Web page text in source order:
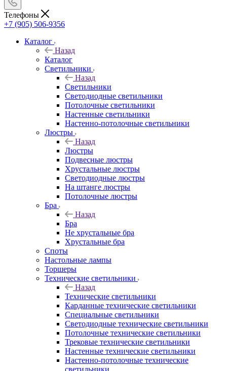
Телефоны
+7 (905) 506-9356
Каталог
Назад
Каталог
Светильники
Назад
Светильники
Светодиодные светильники
Потолочные светильники
Настенные светильники
Настенно-потолочные светильники
Люстры
Назад
Люстры
Подвесные люстры
Хрустальные люстры
Светодиодные люстры
На штанге люстры
Потолочные люстры
Бра
Назад
Бра
Не хрустальные бра
Хрустальные бра
Споты
Настольные лампы
Торшеры
Технические светильники
Назад
Технические светильники
Карданные технические светильники
Специальные светильники
Светодиодные технические светильники
Потолочные технические светильники
Трековые технические светильники
Настенные технические светильники
Настенно-потолочные технические
светильники